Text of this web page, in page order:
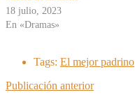
18 julio, 2023
En «Dramas»
Tags: El mejor padrino
Publicación anterior